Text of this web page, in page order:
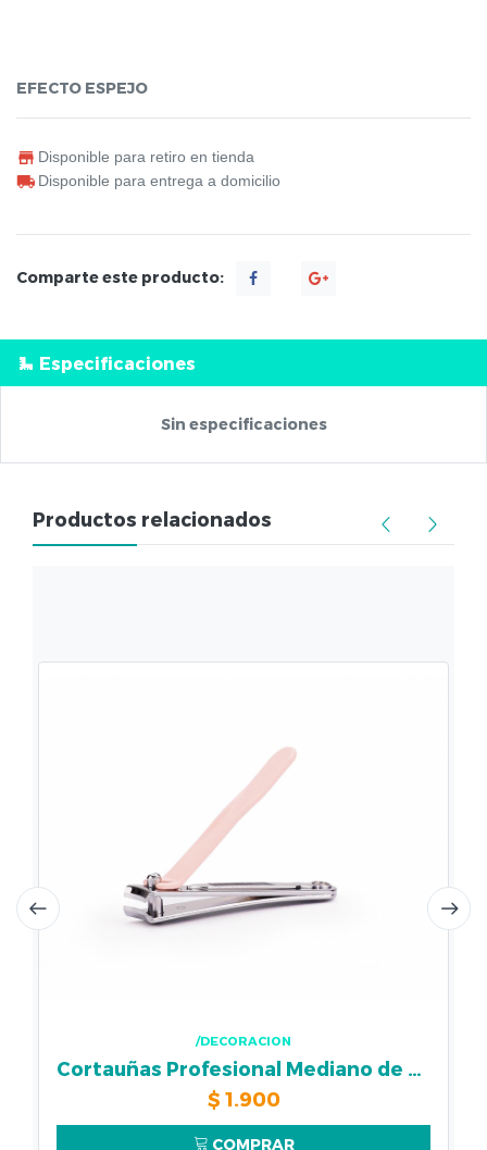
EFECTO ESPEJO
Disponible para retiro en tienda
Disponible para entrega a domicilio
Comparte este producto:
Especificaciones
Sin especificaciones
Productos relacionados
/DECORACION
Cortauñas Profesional Mediano de Metal II
$ 1.900
COMPRAR